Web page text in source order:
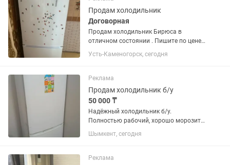
Продам холодильник
Договорная
Продам холодильник Бирюса в
отличном состоянии . Пишите по цене
договоримся
Усть-Каменогорск, сегодня
Реклама
Продам холодильник б/у
50 000 ₸
Надёжный холодильник б/у.
Полностью рабочий, хорошо морозит
и охлаждает. Аккуратно
использовался, внутри чистый.
квартиры.
Шымкент, сегодня
Реклама